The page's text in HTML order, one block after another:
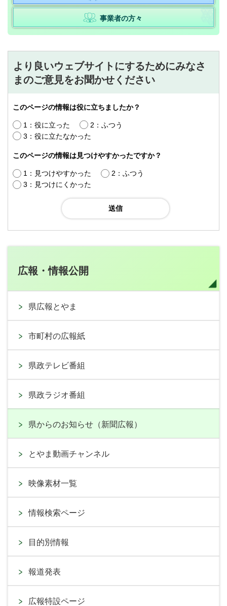
事業者の方々
より良いウェブサイトにするためにみなさ
まのご意見をお聞かせください
このページの情報は役に立ちましたか？
1：役に立った
2：ふつう
3：役に立たなかった
このページの情報は見つけやすかったですか？
1：見つけやすかった
2：ふつう
3：見つけにくかった
広報・情報公開
県広報とやま
市町村の広報紙
県政テレビ番組
県政ラジオ番組
県からのお知らせ（新聞広報）
とやま動画チャンネル
映像素材一覧
情報検索ページ
目的別情報
報道発表
広報特設ページ